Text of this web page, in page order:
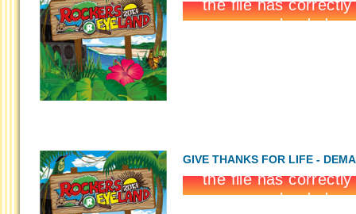
GIVE THANKS FOR LIFE -